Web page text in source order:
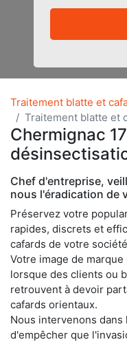
Traitement blatte et
Traitement blatte et
Chermignac
Chef d'entreprise,
nous l'éradication de
Préservez votre
rapides, discrets et
cafards de votre
Votre image de
lorsque des clients ou
retrouvent à devoir
cafards orientaux.
Nous intervenons
d'empêcher que